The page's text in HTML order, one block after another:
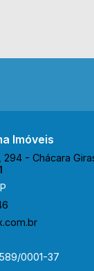
Imóveis
294 - Chácara
0001-37